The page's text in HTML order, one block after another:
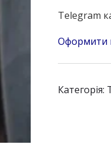
Telegram
Оформити
Категорія: